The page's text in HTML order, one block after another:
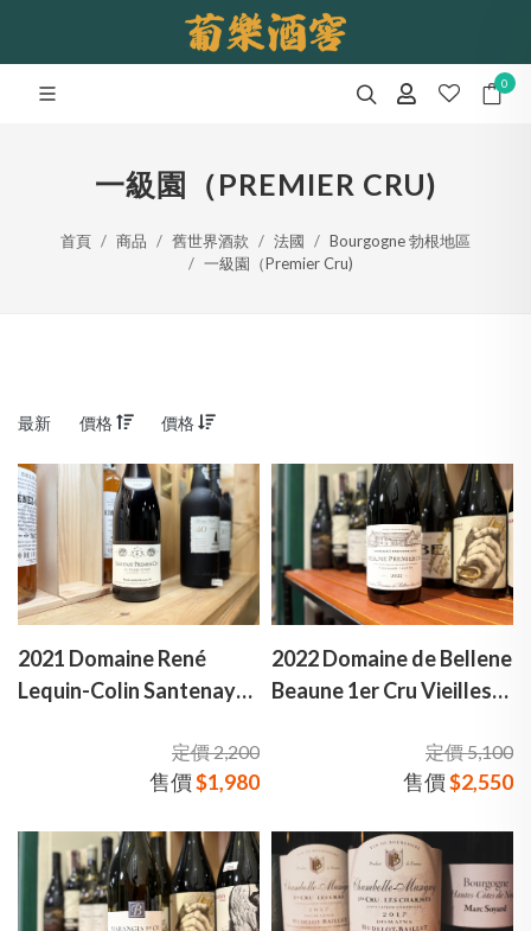
0
一級園（PREMIER CRU)
首頁 商品 舊世界酒款 法國
Bourgogne 勃根地區
一級園（Premier Cru)
最新 價格 價格
2021 Domaine René
Lequin-Colin Santenay
特奈 一級園 紅酒定價 2,200
售價$1,980
2022 Domaine de Bellene
Beaune 1er Cru Vieilles
一級園 老藤 弗朗索瓦絲·
波特致敬款 紅酒
定價 5,100
售價$2,550